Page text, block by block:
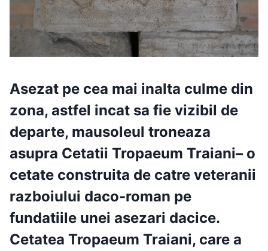
Asezat pe cea mai inalta culme din
zona, astfel incat sa fie vizibil de
departe, mausoleul troneaza
asupra Cetatii Tropaeum Traiani– o
cetate construita de catre veteranii
razboiului daco-roman pe
fundatiile unei asezari dacice.
Cetatea Tropaeum Traiani, care a